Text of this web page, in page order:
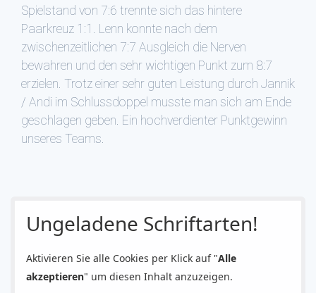
Spielstand von 7:6 trennte sich das hintere
Paarkreuz 1:1. Lenn konnte nach dem
zwischenzeitlichen 7:7 Ausgleich die Nerven
bewahren und den sehr wichtigen Punkt zum 8:7
erzielen. Trotz einer sehr guten Leistung durch Jannik
/ Andi im Schlussdoppel musste man sich am Ende
geschlagen geben. Ein hochverdienter Punktgewinn
unseres Teams.
Ungeladene Schriftarten!
Aktivieren Sie alle Cookies per Klick auf "Alle
akzeptieren" um diesen Inhalt anzuzeigen.